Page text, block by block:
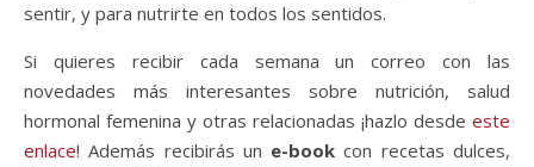
sentir, y para nutrirte en todos los sentidos.
Si quieres recibir cada semana un correo con las
novedades más interesantes sobre nutrición, salud
hormonal femenina y otras relacionadas ¡hazlo desde este
enlace! Además recibirás un e-bookcon recetas dulces,